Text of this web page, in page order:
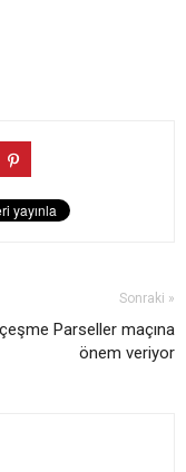
Sonraki »
Parseller maçına
önem veriyor